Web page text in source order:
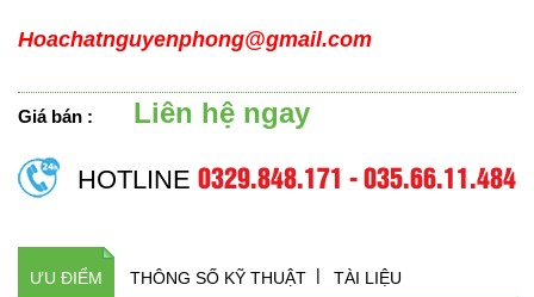
Hoachatnguyenphong@gmail.com
Giá bán : Liên hệ ngay
HOTLINE 0329.848.171 - 035.66.11.484
ƯU ĐIỂM THÔNG SỐ KỸ THUẬT TÀI LIỆU